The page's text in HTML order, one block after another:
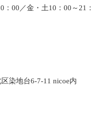
00／金・土10：00～21：
染地台6-7-11 nicoe内